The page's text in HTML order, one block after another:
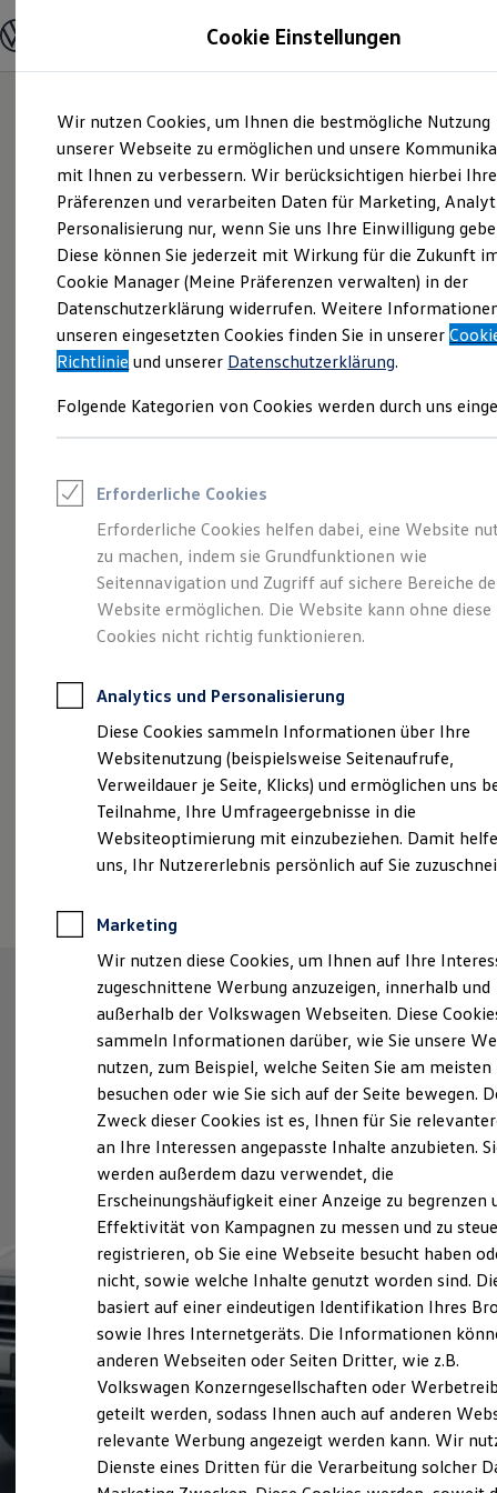
Hauptinhalt
springen
Footer
springen
Modelle und Konfigurator
Modelle vergleichen
Elektroautos
ENERGY Sondermodelle
Nutzfahrzeuge
SUV und CUV
Familienautos
Kombis
Kompaktwagen
Sportwagen
Schnell verfügbare Fahrzeuge
Angebote und Produkte
Aktuelle Angebote
E-Auto-Förderung
Volkswagen Marktplatz
Junge Gebrauchtwagen und Gebrauchtwagen
Saisonangebote
Leasing
Leasing-Angebote
Gebrauchtwagen Leasing
Junge Gebrauchtwagen-Leasing
Elektroauto Leasing
Kleinwagen-Leasing
Leasing ohne Anzahlung
Autokredit mit Schlussrate
Versicherungen und Garantien
Kfz-Versicherung
Restschuldversicherungen
Garantien
Wartungsverträge
Geschäftskunden
Professional Class bei Volkswagen
Großkunden
Behörden
Anpfiff zum Gewinn
Elektroautos
ID. Tutorials
Elektrofahrzeugkonzepte
Reichweite
Reichweite der ID. Modelle
Reichweite im Winter
Laden
Laden unterwegs
Laden Zuhause
Ladezeitensimulator
Batterie
Sicherheit
Garantie und Lebensdauer
Nachhaltigkeit
Technologie
Kosten und Kauf
Verbrauchskosten
Kaufoptionen
E-Auto-Förderung
Software und Konnektivität
Die ID. Software 6
ID. Software Versionen und Updates
Digitale Extras
Schnittstellen zu Ihrem ID.
Sportlich, edel,
elegant:der Touareg
Impressum & Rechtliches)
Cookie Einstellungen
Wir nutzen Cookies, um Ihnen die bestmögliche Nutzung
unserer Webseite zu ermöglichen und unsere
mit Ihnen zu verbessern. Wir berücksichtigen hierbei Ihre
Präferenzen und verarbeiten Daten für Marketing,
Personalisierung nur, wenn Sie uns Ihre Einwilligung
Diese können Sie jederzeit mit Wirkung für die Zukunft
Cookie Manager (Meine Präferenzen verwalten) in der
Datenschutzerklärung widerrufen. Weitere
unseren eingesetzten Cookies finden Sie in unserer
Richtlinie und unserer Datenschutzerklärung.
Folgende Kategorien von Cookies werden durch uns
Erforderliche Cookies
Erforderliche Cookies helfen dabei, eine Website
zu machen, indem sie Grundfunktionen wie
Seitennavigation und Zugriff auf sichere Bereiche
Website ermöglichen. Die Website kann ohne diese
Cookies nicht richtig funktionieren.
Analytics und Personalisierung
Diese Cookies sammeln Informationen über Ihre
Websitenutzung (beispielsweise Seitenaufrufe,
Verweildauer je Seite, Klicks) und ermöglichen uns
Teilnahme, Ihre Umfrageergebnisse in die
Websiteoptimierung mit einzubeziehen. Damit
uns, Ihr Nutzererlebnis persönlich auf Sie
Marketing
Wir nutzen diese Cookies, um Ihnen auf Ihre
zugeschnittene Werbung anzuzeigen, innerhalb und
außerhalb der Volkswagen Webseiten. Diese
sammeln Informationen darüber, wie Sie unsere
nutzen, zum Beispiel, welche Seiten Sie am meisten
besuchen oder wie Sie sich auf der Seite bewegen.
Zweck dieser Cookies ist es, Ihnen für Sie
an Ihre Interessen angepasste Inhalte anzubieten.
werden außerdem dazu verwendet, die
Erscheinungshäufigkeit einer Anzeige zu begrenzen
Effektivität von Kampagnen zu messen und zu
registrieren, ob Sie eine Webseite besucht haben
nicht, sowie welche Inhalte genutzt worden sind.
basiert auf einer eindeutigen Identifikation Ihres
sowie Ihres Internetgeräts. Die Informationen
anderen Webseiten oder Seiten Dritter, wie z.B.
Volkswagen Konzerngesellschaften oder
geteilt werden, sodass Ihnen auch auf anderen
relevante Werbung angezeigt werden kann. Wir
Dienste eines Dritten für die Verarbeitung solcher